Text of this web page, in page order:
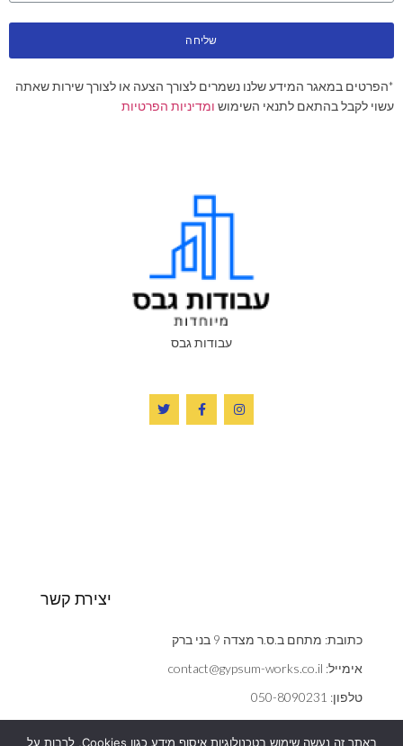
שליחה
*הפרטים במאגר המידע שלנו נשמרים לצורך הצעה או לצורך שירות שאתה
עשוי לקבל בהתאם לתנאי השימוש ומדיניות הפרטיות
עבודות גבס
יצירת קשר
כתובת: מתחם ב.ס.ר מצדה 9 בני ברק
אימייל: contact@gypsum-works.co.il
טלפון: 050-8090231
באתר זה נעשה שימוש בטכנולוגיות איסוף מידע כגון Cookies, לרבות על